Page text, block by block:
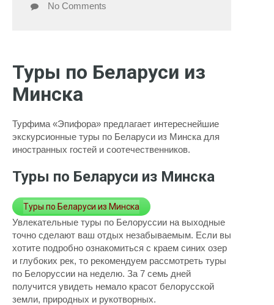
No Comments
Туры по Беларуси из
Минска
Турфима «Эпифора» предлагает интереснейшие
экскурсионные туры по Беларуси из Минска для
иностранных гостей и соотечественников.
Туры по Беларуси из Минска
Туры по Беларуси из Минска
Увлекательные туры по Белоруссии на выходные
точно сделают ваш отдых незабываемым. Если вы
хотите подробно ознакомиться с краем синих озер
и глубоких рек, то рекомендуем рассмотреть туры
по Белоруссии на неделю. За 7 семь дней
получится увидеть немало красот белорусской
земли, природных и рукотворных.